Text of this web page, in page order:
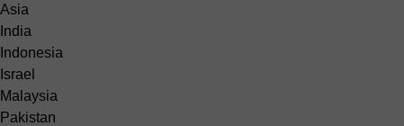
Asia
India
Indonesia
Israel
Malaysia
Pakistan